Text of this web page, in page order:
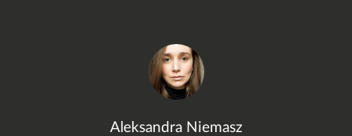
Aleksandra Niemasz